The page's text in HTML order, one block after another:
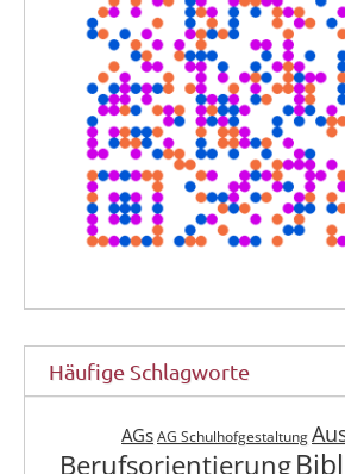
Häufige Schlagworte
AGs AG Schulhofgestaltung
Berufsorientierung